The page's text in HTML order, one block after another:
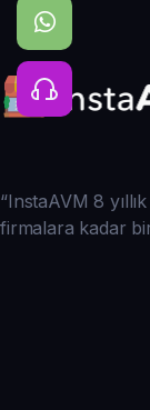
“InstaAVM 8
firmalara kadar